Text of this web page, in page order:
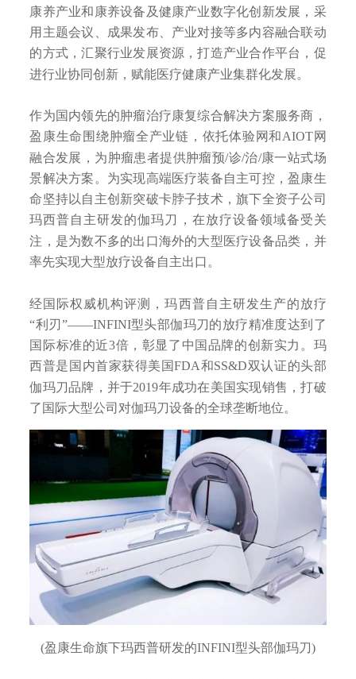
康养产业和康养设备及健康产业数字化创新发展，采
用主题会议、成果发布、产业对接等多内容融合联动
的方式，汇聚行业发展资源，打造产业合作平台，促
进行业协同创新，赋能医疗健康产业集群化发展。
作为国内领先的肿瘤治疗康复综合解决方案服务商，
盈康生命围绕肿瘤全产业链，依托体验网和AIOT网
融合发展，为肿瘤患者提供肿瘤预/诊/治/康一站式场
景解决方案。为实现高端医疗装备自主可控，盈康生
命坚持以自主创新突破卡脖子技术，旗下全资子公司
玛西普自主研发的伽玛刀，在放疗设备领域备受关
注，是为数不多的出口海外的大型医疗设备品类，并
率先实现大型放疗设备自主出口。
经国际权威机构评测，玛西普自主研发生产的放疗
“利刃”——INFINI型头部伽玛刀的放疗精准度达到了
国际标准的近3倍，彰显了中国品牌的创新实力。玛
西普是国内首家获得美国FDA和SS&D双认证的头部
伽玛刀品牌，并于2019年成功在美国实现销售，打破
了国际大型公司对伽玛刀设备的全球垄断地位。
(盈康生命旗下玛西普研发的INFINI型头部伽玛刀)